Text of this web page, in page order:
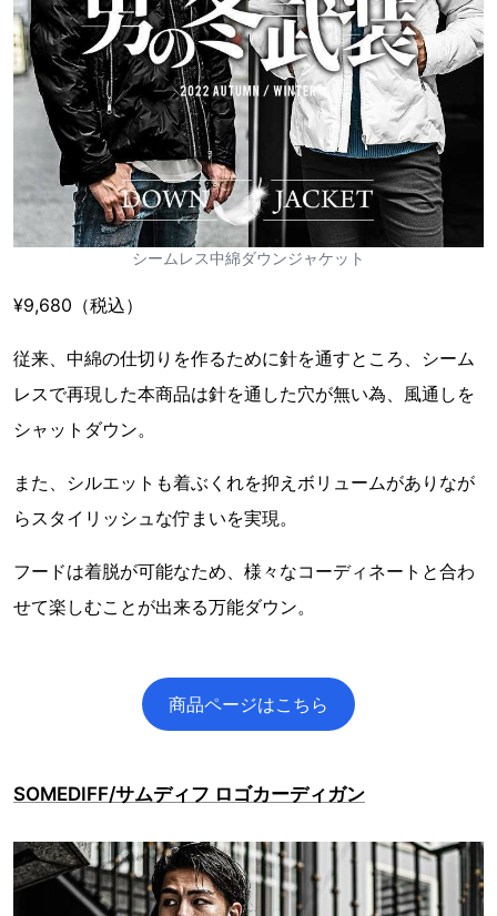
シームレス中綿ダウンジャケット
¥9,680（税込）
従来、中綿の仕切りを作るために針を通すところ、シーム
レスで再現した本商品は針を通した穴が無い為、風通しを
シャットダウン。
また、シルエットも着ぶくれを抑えボリュームがありなが
らスタイリッシュな佇まいを実現。
フードは着脱が可能なため、様々なコーディネートと合わ
せて楽しむことが出来る万能ダウン。
商品ページはこちら
SOMEDIFF/サムディフ ロゴカーディガン